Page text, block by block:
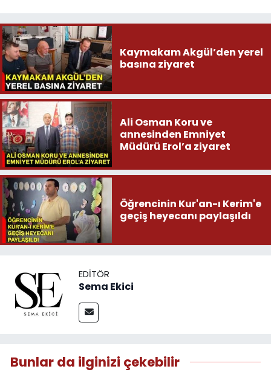
Kaymakam Akgül’den yerel
basına ziyaret
Ali Osman Koru ve
annesinden Emniyet
Müdürü Erol’a ziyaret
Öğrencinin Kur'an-ı Kerim'e
geçiş heyecanı paylaşıldı
EDITÖR
Sema Ekici
Bunlar da ilginizi çekebilir